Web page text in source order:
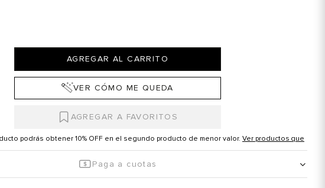
AGREGAR AL CARRITO
VER CÓMO ME QUEDA
podrás obtener 10% OFF en el segundo producto de menor valor. Ver productos que
Paga a cuotas